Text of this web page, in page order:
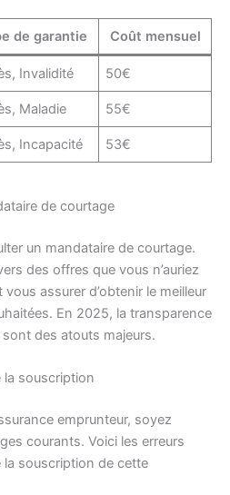
de garantie Coût mensuel
Invalidité 50€
Maladie 55€
Incapacité 53€
de courtage
un mandataire de courtage.
des offres que vous n’auriez
assurer d’obtenir le meilleur
En 2025, la transparence
des atouts majeurs.
la souscription
emprunteur, soyez
courants. Voici les erreurs
souscription de cette